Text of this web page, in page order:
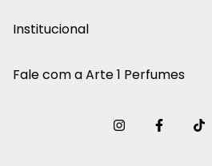
Institucional
Fale com a Arte 1 Perfumes